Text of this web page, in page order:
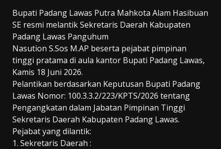
Bupati Padang Lawas Putra Mahkota Alam Hasibuan
SE resmi melantik Sekretaris Daerah Kabupaten
Padang Lawas Panguhum
Nasution S.Sos M.AP beserta pejabat pimpinan
tinggi pratama di aula kantor Bupati Padang Lawas,
Kamis 18 Juni 2026.
Pelantikan berdasarkan Keputusan Bupati Padang
Lawas Nomor: 100.3.3.2/223/KPTS/2026 tentang
Pengangkatan dalam Jabatan Pimpinan Tinggi
Sekretaris Daerah Kabupaten Padang Lawas.
Pejabat yang dilantik:
1. Sekretaris Daerah :